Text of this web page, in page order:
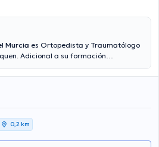
Murcia es Ortopedista y Traumatólogo
Adicional a su formación
numerosos años de experiencia laboral
médicas. Rodrigo Pimentel
conferencias con el ideal de
en su campo de especialización y ha
La consulta se puede llevar a cabo en
0,2 km